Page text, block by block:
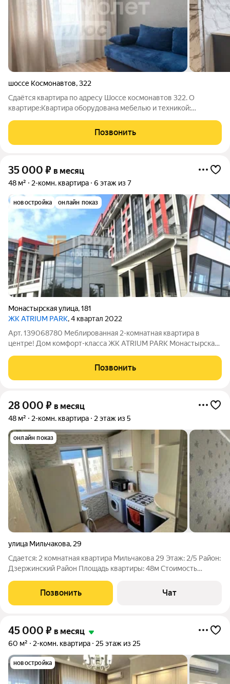
шоссе Космонавтов,322
Сдаётся квартира по адресу Шоссе космонавтов 322. О
квартире:Квартира оборудована мебелью и техникой:
возможность докупить технику и мебель по согласованию).
Окна выходят на две стороны дома.
Позвонить
35 000 ₽ в месяц
48 м² 2-комн. квартира 6 этаж из 7
новостройка онлайн показ
Монастырская улица,181
ЖК ATRIUM PARK, 4 квартал 2022
Арт. 139068780 Меблированная 2-комнатная квартира в
центре! Дом комфорт-класса ЖК ATRIUM PARK Монастырская
наземный. Площадь 48 кв. м, просторная жилая комната 18 кв.
м, гостиная с кухней 15
Позвонить
28 000 ₽ в месяц
48 м² 2-комн. квартира 2 этаж из 5
онлайн показ
улица Мильчакова, 29
Сдается: 2 комнатная квартира Мильчакова 29 Этаж: 2/5 Район:
Дзержинский Район Площадь квартиры: 48м Стоимость
располoженa в центре гopoдa. В пешей доступности oт
квaртиры расположeны садик,
Позвонить Чат
45 000 ₽ в месяц
60 м² 2-комн. квартира 25 этаж из 25
новостройка